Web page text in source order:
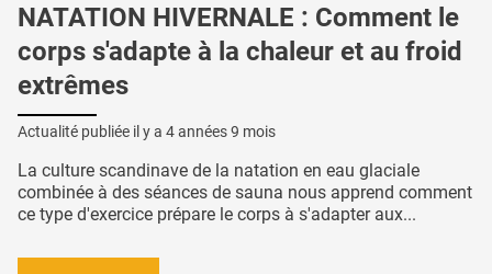
NATATION HIVERNALE : Comment le
corps s'adapte à la chaleur et au froid
extrêmes
Actualité publiée il y a 4 années 9 mois
La culture scandinave de la natation en eau glaciale
combinée à des séances de sauna nous apprend comment
ce type d'exercice prépare le corps à s'adapter aux...